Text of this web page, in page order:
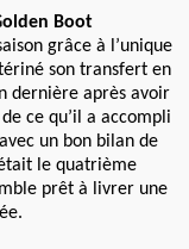
Boot
grâce à l’unique
son transfert en
dernière après avoir
ce qu’il a accompli
un bon bilan de
le quatrième
prêt à livrer une